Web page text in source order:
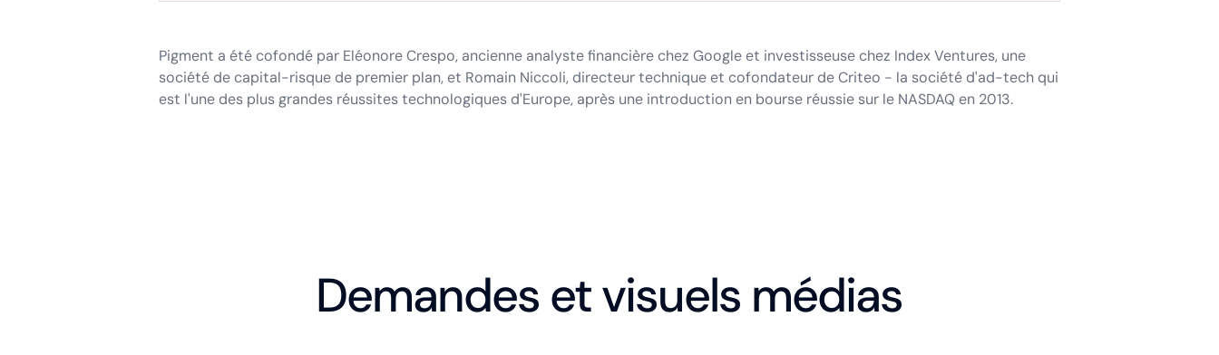
Pigment a été cofondé par Eléonore Crespo, ancienne analyste financière chez Google et investisseuse chez Index Ventures, une
société de capital-risque de premier plan, et Romain Niccoli, directeur technique et cofondateur de Criteo - la société d'ad-tech qui
est l'une des plus grandes réussites technologiques d'Europe, après une introduction en bourse réussie sur le NASDAQ en 2013.
Demandes et visuels médias